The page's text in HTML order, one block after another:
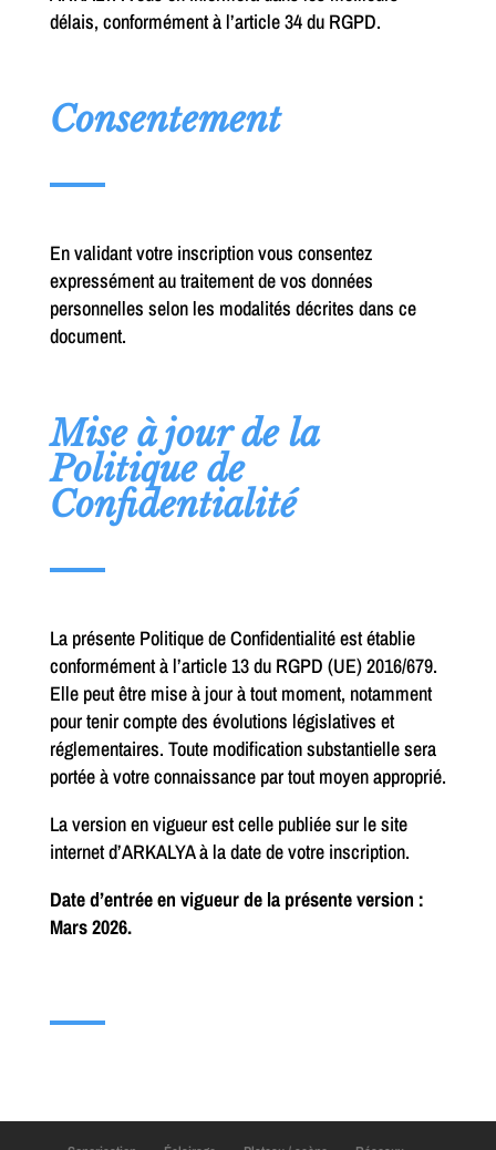
délais, conformément à l’article 34 du RGPD.
Consentement
En validant votre inscription vous consentez
expressément au traitement de vos données
personnelles selon les modalités décrites dans ce
document.
Mise à jour de la
Politique de
Confidentialité
La présente Politique de Confidentialité est établie
conformément à l’article 13 du RGPD (UE) 2016/679.
Elle peut être mise à jour à tout moment, notamment
pour tenir compte des évolutions législatives et
réglementaires. Toute modification substantielle sera
portée à votre connaissance par tout moyen approprié.
La version en vigueur est celle publiée sur le site
internet d’ARKALYA à la date de votre inscription.
Date d’entrée en vigueur de la présente version :
Mars 2026.